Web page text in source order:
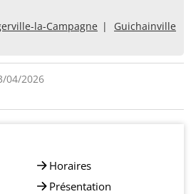
la-Campagne
Guichainville
04/2026
Horaires
Présentation